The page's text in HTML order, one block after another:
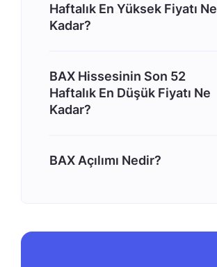
Haftalık En Yüksek Fiyatı Ne
Kadar?
BAX Hissesinin Son 52
Haftalık En Düşük Fiyatı Ne
Kadar?
BAX Açılımı Nedir?